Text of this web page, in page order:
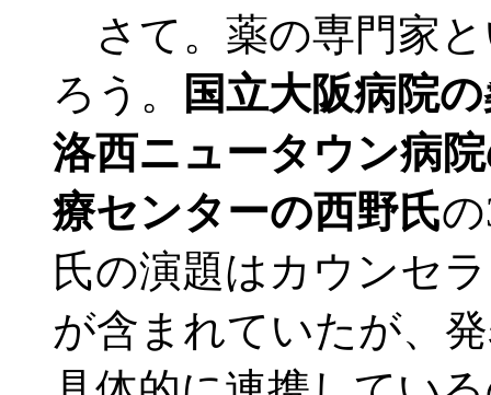
さて。薬の専門家
ろう。
国立大阪病院
洛西ニュータウン病
療センターの西野氏
氏の演題はカウンセ
が含まれていたが、